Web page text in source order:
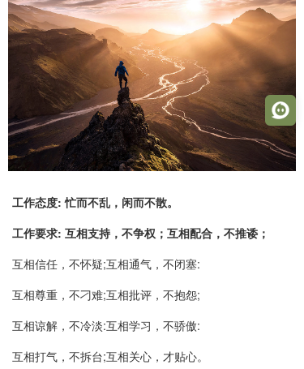
工作态度: 忙而不乱，闲而不散。
工作要求: 互相支持，不争权；互相配合，不推诿；
互相信任，不怀疑;互相通气，不闭塞:
互相尊重，不刁难;互相批评，不抱怨;
互相谅解，不冷淡:互相学习，不骄傲:
互相打气，不拆台;互相关心，才贴心。